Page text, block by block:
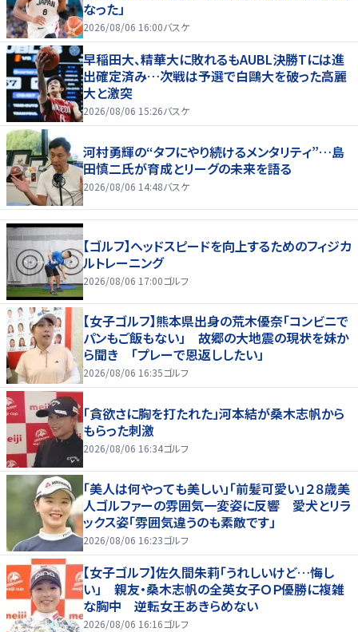
なった」
2026/08/06 16:00バスケ
早稲田大、精華大に敗れるもAUBL決勝Tには進
出確定済み…次戦は予選で白鷗大を破った高麗
大と激突
2026/08/06 15:26バスケ
河村勇輝の“タフにやり続けるメンタリティ”…島
田慎二氏が育成とリーグの未来を語る
2026/08/06 14:48バスケ
【ゴルフ】ヘッドスピードを向上するためのフィジカ
ルトレーニング
2026/08/06 17:00ゴルフ
【女子ゴルフ】熊本県出身の荒木優奈「コンビニで
パンもご飯もない」 故郷の大地震の現状を妹か
ら聞き 「プレーで恩返ししたい」
2026/08/06 16:35ゴルフ
「貪欲さに胸を打たれた」河本結が桑木志帆から
もらった刺激
2026/08/06 16:34ゴルフ
「美人は何やっても美しい」「前髪可愛い」２８歳美
人ゴルファーの雰囲気一変姿に反響 愛犬とリラ
ックス姿「雰囲気違うのも素敵です」
2026/08/06 16:23ゴルフ
【女子ゴルフ】佐久間朱莉「うれしいけど…悔し
い」 親友・桑木志帆の全英女子ＯＰ優勝に複雑
な胸中 逆転女王あきらめない
2026/08/06 16:16ゴルフ